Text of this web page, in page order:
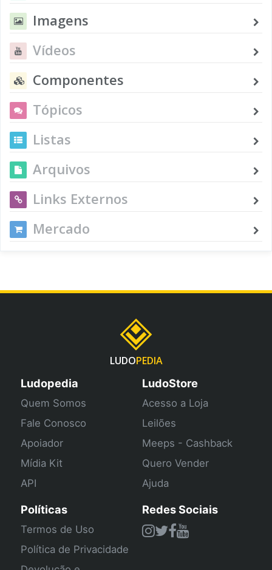
Imagens
Vídeos
Componentes
Tópicos
Listas
Arquivos
Links Externos
Mercado
LUDOPEDIA
Ludopedia
Quem Somos
Fale Conosco
Apoiador
Mídia Kit
API
LudoStore
Acesso a Loja
Leilões
Meeps - Cashback
Quero Vender
Ajuda
Políticas
Termos de Uso
Política de Privacidade
Redes Sociais